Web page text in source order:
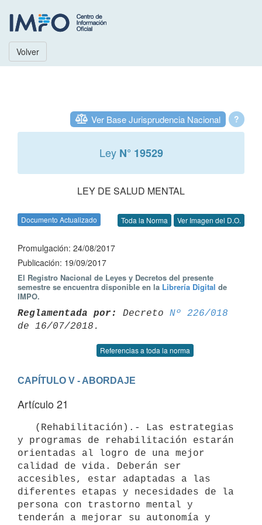
Volver
?
Ver Base Jurisprudencia Nacional
Ley N° 19529
LEY DE SALUD MENTAL
Documento Actualizado Toda la Norma Ver Imagen del D.O.
Promulgación: 24/08/2017
Publicación: 19/09/2017
El Registro Nacional de Leyes y Decretos del presente
semestre se encuentra disponible en la Librería Digital de
IMPO.
Reglamentada por: Decreto Nº 226/018
Referencias a toda la norma
CAPÍTULO V - ABORDAJE
Artículo 21
y programas de rehabilitación estarán
orientadas al logro de una mejor
calidad de vida. Deberán ser
accesibles, estar adaptadas a las
diferentes etapas y necesidades de la
persona con trastorno mental y
tenderán a mejorar su autonomía y